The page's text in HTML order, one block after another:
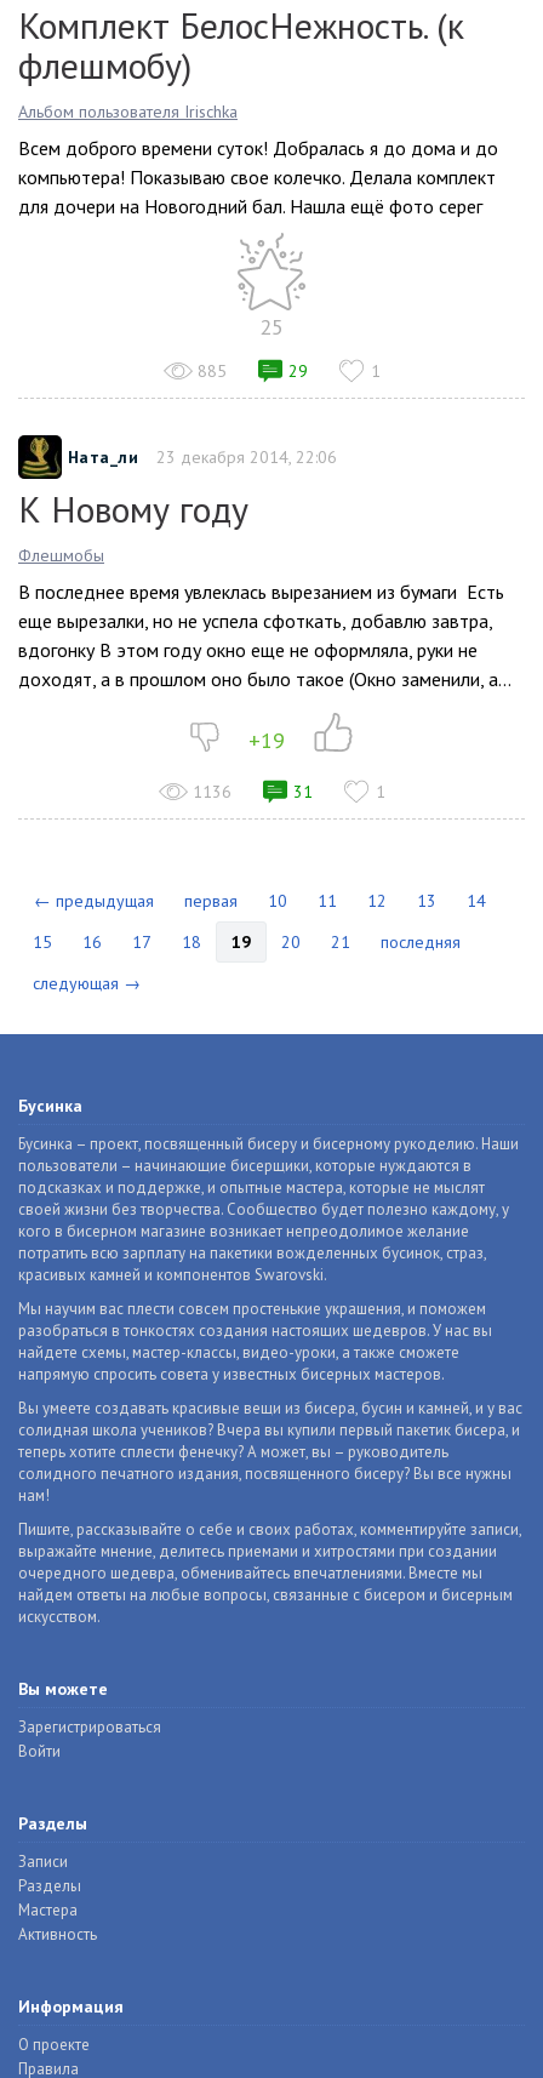
Комплект БелосНежность. (к
флешмобу)
Альбом пользователя Irischka
Всем доброго времени суток! Добралась я до дома и до
компьютера! Показываю свое колечко. Делала комплект
для дочери на Новогодний бал. Нашла ещё фото серег
25
885 29 1
Ната_ли 23 декабря 2014, 22:06
К Новому году
Флешмобы
В последнее время увлеклась вырезанием из бумаги Есть
еще вырезалки, но не успела сфоткать, добавлю завтра,
вдогонку В этом году окно еще не оформляла, руки не
доходят, а в прошлом оно было такое (Окно заменили, а...
+19
1136 31 1
← предыдущая первая 10 11 12 13
14
15
16 17 18 19 20 21
последняя
следующая →
Бусинка
Бусинка – проект, посвященный бисеру и бисерному рукоделию. Наши
пользователи – начинающие бисерщики, которые нуждаются в
подсказках и поддержке, и опытные мастера, которые не мыслят
своей жизни без творчества. Сообщество будет полезно каждому, у
кого в бисерном магазине возникает непреодолимое желание
потратить всю зарплату на пакетики вожделенных бусинок, страз,
красивых камней и компонентов Swarovski.
Мы научим вас плести совсем простенькие украшения, и поможем
разобраться в тонкостях создания настоящих шедевров. У нас вы
найдете схемы, мастер-классы, видео-уроки, а также сможете
напрямую спросить совета у известных бисерных мастеров.
Вы умеете создавать красивые вещи из бисера, бусин и камней, и у вас
солидная школа учеников? Вчера вы купили первый пакетик бисера, и
теперь хотите сплести фенечку? А может, вы – руководитель
солидного печатного издания, посвященного бисеру? Вы все нужны
нам!
Пишите, рассказывайте о себе и своих работах, комментируйте записи,
выражайте мнение, делитесь приемами и хитростями при создании
очередного шедевра, обменивайтесь впечатлениями. Вместе мы
найдем ответы на любые вопросы, связанные с бисером и бисерным
искусством.
Вы можете
Зарегистрироваться
Войти
Разделы
Записи
Разделы
Мастера
Активность
Информация
О проекте
Правила